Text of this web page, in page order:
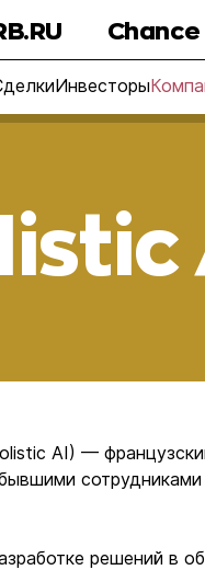
Chance
Инвесторы
AI) —
решений в